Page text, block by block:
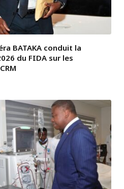
BATAKA conduit la
du FIDA sur les